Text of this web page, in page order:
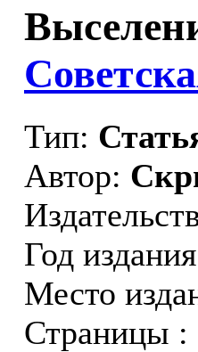
Тип:
Автор:
Год
Место
Страницы :